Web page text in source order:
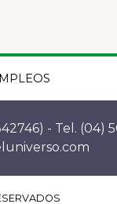
- Tel. (04)